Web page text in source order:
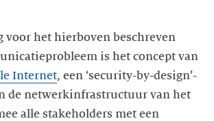
voor het hierboven beschreven
is het concept van
Internet, een ‘security-by-design’-
de netwerkinfrastructuur van het
alle stakeholders met een